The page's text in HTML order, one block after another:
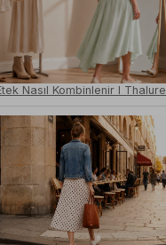
Nasıl Kombinlenir I Thalure